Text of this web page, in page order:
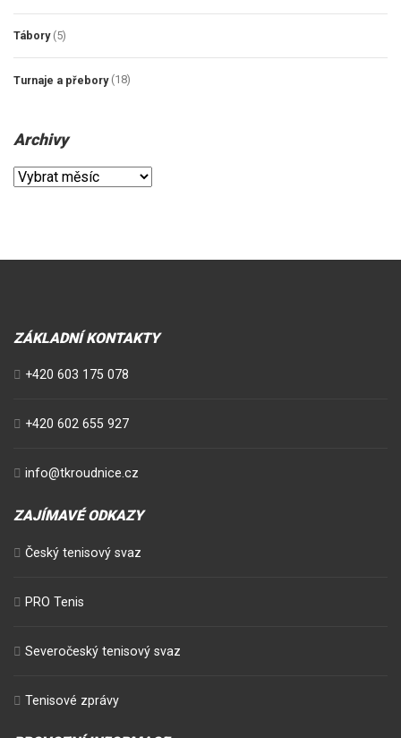
Tábory(5)
Turnaje a přebory(18)
Archivy
Archivy
ZÁKLADNÍ KONTAKTY
+420 603 175 078
+420 602 655 927
info@tkroudnice.cz
ZAJÍMAVÉ ODKAZY
Český tenisový svaz
PRO Tenis
Severočeský tenisový svaz
Tenisové zprávy